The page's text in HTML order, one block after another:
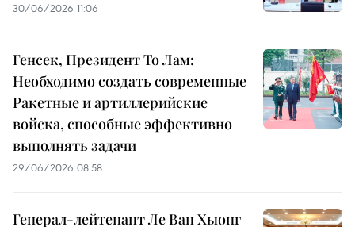
30/06/2026 11:06
Генсек, Президент То Лам:
Необходимо создать современные
Ракетные и артиллерийские
войска, способные эффективно
выполнять задачи
29/06/2026 08:58
Генерал-лейтенант Ле Ван Хыонг